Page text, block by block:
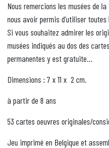
Nous remercions les musées de
nous avoir permis d’utiliser
Si vous souhaitez admirer les
musées indiqués au dos des
permanentes y est gratuite...
Dimensions : 7 x 11 x 2 cm.
à partir de 8 ans
53 cartes oeuvres originales/
Jeu imprimé en Belgique et